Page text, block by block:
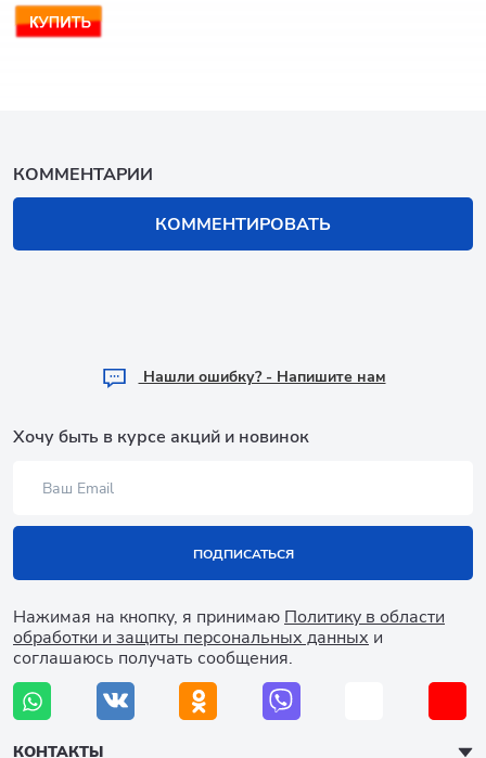
КОММЕНТАРИИ
КОММЕНТИРОВАТЬ
Hашли ошибку? - Напишите нам
Хочу быть в курсе акций и новинок
ПОДПИСАТЬСЯ
Нажимая на кнопку, я принимаю Политику в области
обработки и защиты персональных данных и
соглашаюсь получать сообщения.
КОНТАКТЫ